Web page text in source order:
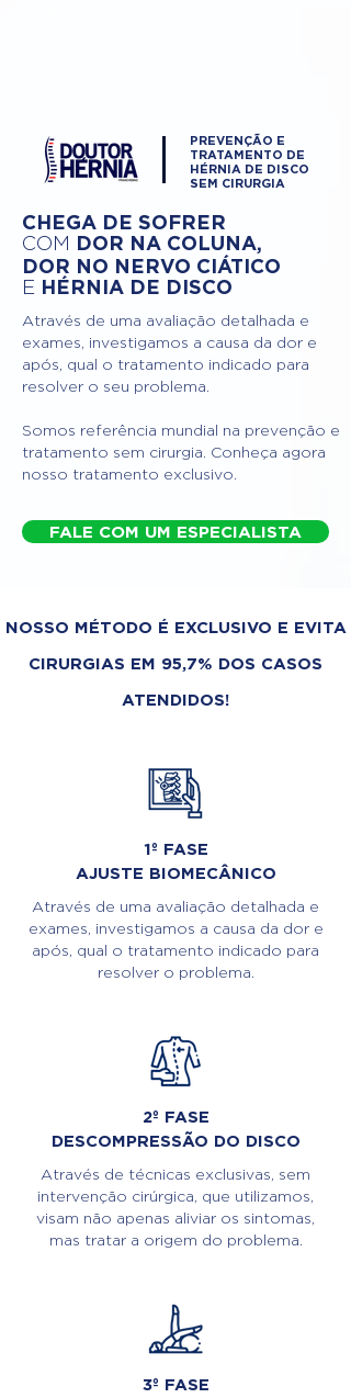
PREVENÇÃO E
TRATAMENTO DE
HÉRNIA DE DISCO
SEM CIRURGIA
CHEGA DE SOFRER
COM DOR NA COLUNA,
DOR NO NERVO CIÁTICO
E HÉRNIA DE DISCO
Através de uma avaliação detalhada e
exames, investigamos a causa da dor e
após, qual o tratamento indicado para
resolver o seu problema.
Somos referência mundial na prevenção e
tratamento sem cirurgia. Conheça agora
nosso tratamento exclusivo.
FALE COM UM ESPECIALISTA
NOSSO MÉTODO É EXCLUSIVO E EVITA
CIRURGIAS EM 95,7% DOS CASOS
ATENDIDOS!
1º FASE
AJUSTE BIOMECÂNICO
Através de uma avaliação detalhada e
exames, investigamos a causa da dor e
após, qual o tratamento indicado para
resolver o problema.
2º FASE
DESCOMPRESSÃO DO DISCO
Através de técnicas exclusivas, sem
intervenção cirúrgica, que utilizamos,
visam não apenas aliviar os sintomas,
mas tratar a origem do problema.
3º FASE